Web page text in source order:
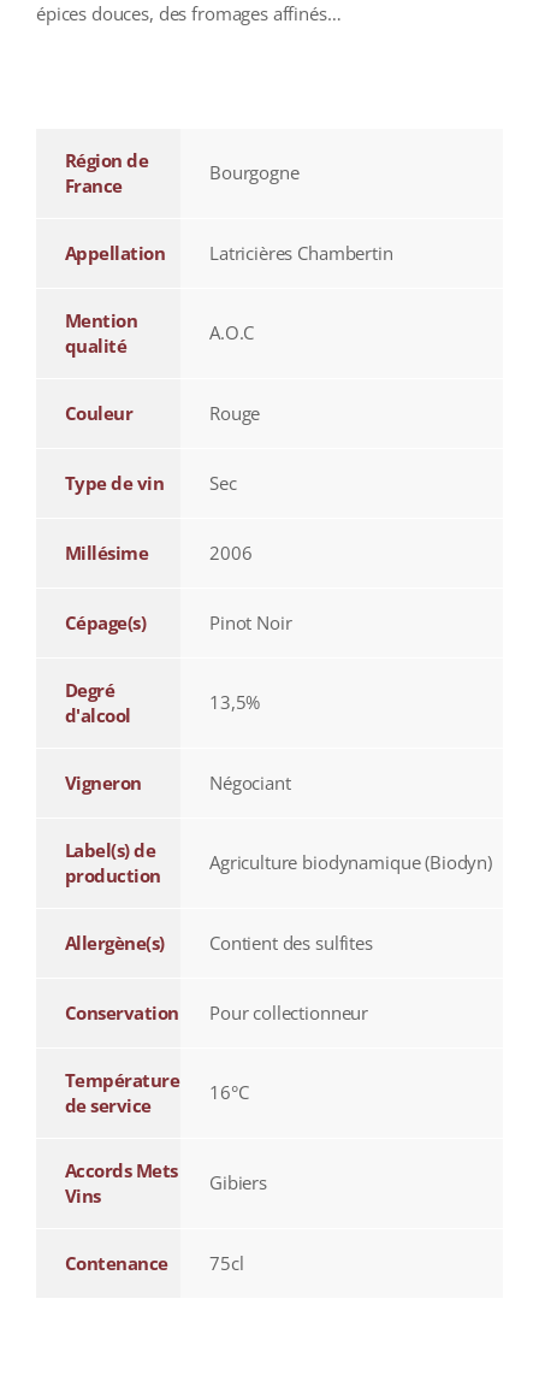
épices douces, des fromages affinés…
Région de
France
Bourgogne
Appellation Latricières Chambertin
Mention
qualité
A.O.C
Couleur Rouge
Type de vin Sec
Millésime 2006
Cépage(s) Pinot Noir
Degré
d'alcool
13,5%
Vigneron Négociant
Label(s) de
production
Agriculture biodynamique (Biodyn)
Allergène(s) Contient des sulfites
Conservation Pour collectionneur
Température
de service
16°C
Accords Mets
Vins
Gibiers
Contenance 75cl